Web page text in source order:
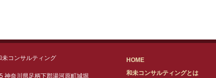
未コンサルティング
神奈川県足柄下郡湯河原町城堀
HOME
和未コンサルティングとは